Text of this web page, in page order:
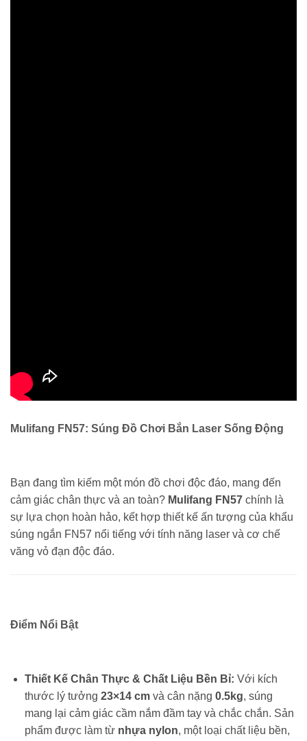
Mulifang FN57: Súng Đồ Chơi Bắn Laser Sống Động
Bạn đang tìm kiếm một món đồ chơi độc đáo, mang đến
cảm giác chân thực và an toàn? Mulifang FN57 chính là
sự lựa chọn hoàn hảo, kết hợp thiết kế ấn tượng của khẩu
súng ngắn FN57 nổi tiếng với tính năng laser và cơ chế
văng vỏ đạn độc đáo.
Điểm Nổi Bật
Thiết Kế Chân Thực & Chất Liệu Bền Bỉ: Với kích
thước lý tưởng 23×14 cmvà cân nặng 0.5kg, súng
mang lại cảm giác cầm nắm đầm tay và chắc chắn. Sản
phẩm được làm từ nhựa nylon, một loại chất liệu bền,